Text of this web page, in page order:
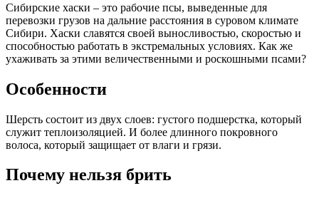
Сибирские хаски – это рабочие псы, выведенные для
перевозки грузов на дальние расстояния в суровом климате
Сибири. Хаски славятся своей выносливостью, скоростью и
способностью работать в экстремальных условиях. Как же
ухаживать за этими величественными и роскошными псами?
Особенности
Шерсть состоит из двух слоев: густого подшерстка, который
служит теплоизоляцией. И более длинного покровного
волоса, который защищает от влаги и грязи.
Почему нельзя брить